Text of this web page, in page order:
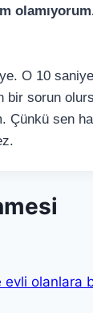
O 10
bir sorun
Çünkü sen
olanlara